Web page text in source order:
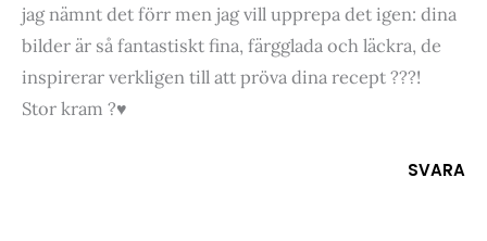
jag nämnt det förr men jag vill upprepa det igen: dina
bilder är så fantastiskt fina, färgglada och läckra, de
inspirerar verkligen till att pröva dina recept ???!
Stor kram ?♥️
SVARA